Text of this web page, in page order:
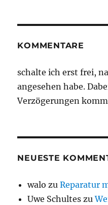
KOMMENTARE
schalte ich erst frei,
angesehen habe.
Verzögerungen
NEUESTE
walo zuReparatur
Uwe Schultes zu